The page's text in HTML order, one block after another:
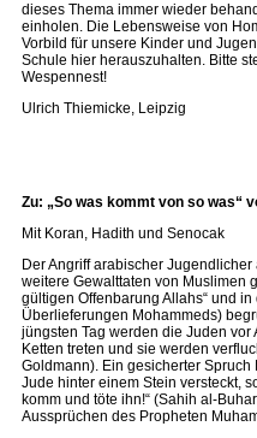
dieses Thema immer wieder
einholen. Die Lebensweise von
Vorbild für unsere Kinder und
Schule hier herauszuhalten. Bitte
Wespennest!
Ulrich Thiemicke, Leipzig
Zu: „So was kommt von so was“
Mit Koran, Hadith und Senocak
Der Angriff arabischer
weitere Gewalttaten von Muslimen
gültigen Offenbarung Allahs“ und
Überlieferungen Mohammeds)
jüngsten Tag werden die Juden
Ketten treten und sie werden
Goldmann). Ein gesicherter Spruch
Jude hinter einem Stein versteckt,
komm und töte ihn!“ (Sahih al-
Aussprüchen des Propheten